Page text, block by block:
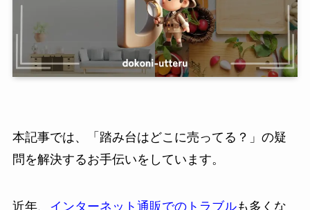
本記事では、「踏み台はどこに売ってる？」の疑
問を解決するお手伝いをしています。
近年、 インターネット通販でのトラブルも多くな